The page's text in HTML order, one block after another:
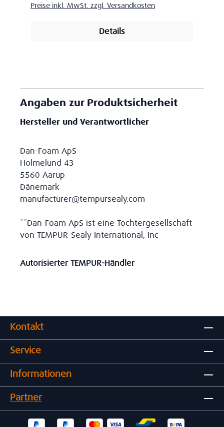
Preise inkl. MwSt. zzgl. Versandkosten
Details
Angaben zur Produktsicherheit
Hersteller und Verantwortlicher
Dan-Foam ApS
Holmelund 43
5560 Aarup
Dänemark
manufacturer@tempursealy.com
**Dan-Foam ApS ist eine Tochtergesellschaft
von TEMPUR-Sealy International, Inc
Autorisierter TEMPUR-Händler
Kontakt
Service
Informationen
Partner